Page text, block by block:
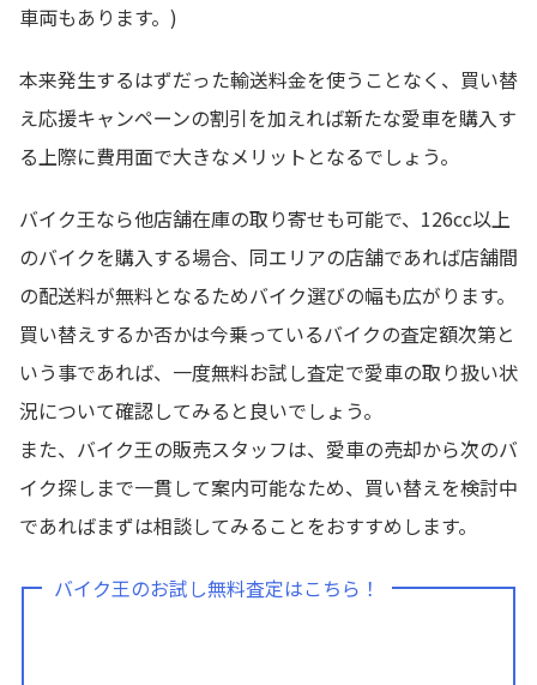
車両もあります。)
本来発生するはずだった輸送料金を使うことなく、買い替
え応援キャンペーンの割引を加えれば新たな愛車を購入す
る上際に費用面で大きなメリットとなるでしょう。
バイク王なら他店舗在庫の取り寄せも可能で、126cc以上
のバイクを購入する場合、同エリアの店舗であれば店舗間
の配送料が無料となるためバイク選びの幅も広がります。
買い替えするか否かは今乗っているバイクの査定額次第と
いう事であれば、一度無料お試し査定で愛車の取り扱い状
況について確認してみると良いでしょう。
また、バイク王の販売スタッフは、愛車の売却から次のバ
イク探しまで一貫して案内可能なため、買い替えを検討中
であればまずは相談してみることをおすすめします。
バイク王のお試し無料査定はこちら！